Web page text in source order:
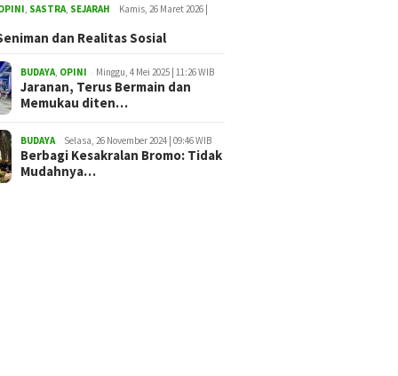
SASTRA SEJARAH Kamis, 26 Maret 2026 |
dan Realitas Sosial
BUDAYA OPINI Minggu, 4 Mei 2025 | 11:26 WIB
Jaranan, Terus Bermain dan
Memukau diten…
BUDAYA Selasa, 26 November 2024 | 09:46 WIB
Berbagi Kesakralan Bromo: Tidak
Mudahnya…